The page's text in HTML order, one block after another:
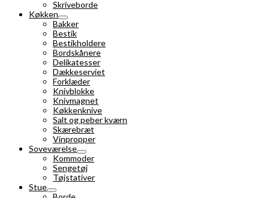
Skriveborde
Køkken
Bakker
Bestik
Bestikholdere
Bordskånere
Delikatesser
Dækkeserviet
Forklæder
Knivblokke
Knivmagnet
Køkkenknive
Salt og peber kværn
Skærebræt
Vinpropper
Soveværelse
Kommoder
Sengetøj
Tøjstativer
Stue